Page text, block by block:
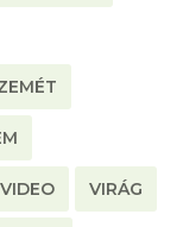
VIDEO VIRÁG